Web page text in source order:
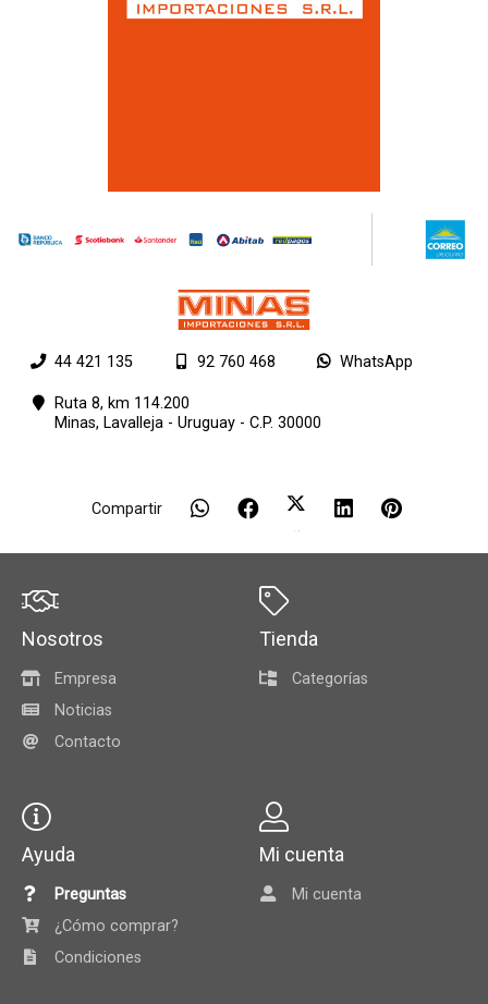
44 421 135 92 760 468 WhatsApp
Ruta 8, km 114.200
Minas, Lavalleja - Uruguay - C.P. 30000
Compartir
Nosotros
Empresa
Noticias
Contacto
Tienda
Categorías
Ayuda
Preguntas
¿Cómo comprar?
Condiciones
Mi cuenta
Mi cuenta